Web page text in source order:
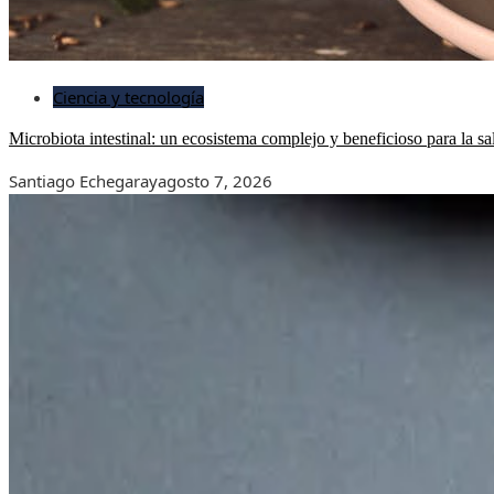
Ciencia y tecnología
Microbiota intestinal: un ecosistema complejo y beneficioso para la
Santiago Echegarayagosto 7, 2026